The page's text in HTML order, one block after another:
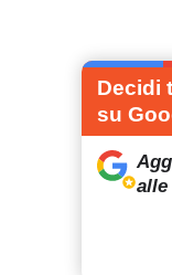
Decidi
su
alle